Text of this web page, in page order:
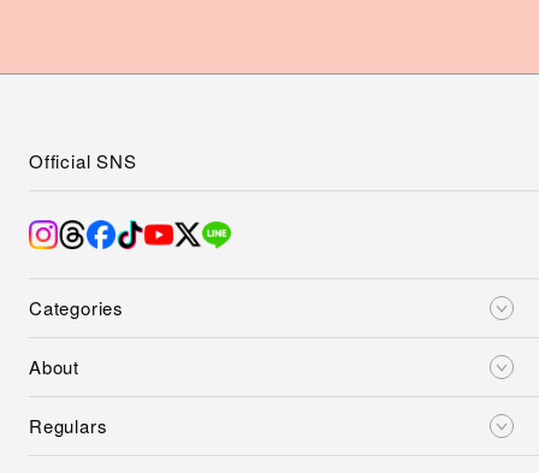
Categories
About
Regulars
Official SNS